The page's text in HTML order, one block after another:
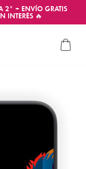
2° + ENVÍO GRATIS
INTERÉS 🔥